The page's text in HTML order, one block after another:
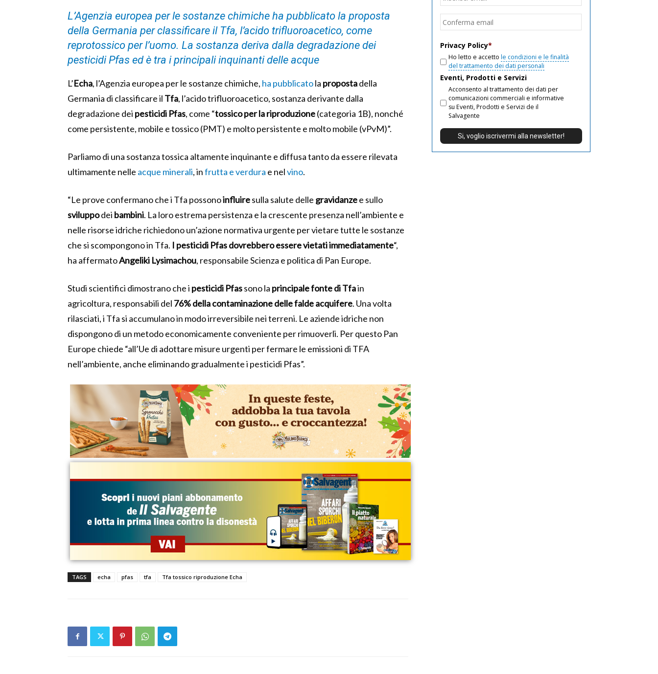
L’Agenzia europea per le sostanze chimiche ha pubblicato la proposta
della Germania per classificare il Tfa, l’acido trifluoroacetico, come
reprotossico per l’uomo. La sostanza deriva dalla degradazione dei
pesticidi Pfas ed è tra i principali inquinanti delle acque
L’Echa, l’Agenzia europea per le sostanze chimiche, ha pubblicatola propostadella
Germania di classificare il Tfa, l’acido trifluoroacetico, sostanza derivante dalla
degradazione dei pesticidi Pfas, come “tossico per la riproduzione(categoria 1B), nonché
come persistente, mobile e tossico (PMT) e molto persistente e molto mobile (vPvM)”.
Parliamo di una sostanza tossica altamente inquinante e diffusa tanto da essere rilevata
ultimamente nelle acque minerali, infrutta e verdura e nelvino.
“Le prove confermano che i Tfa possonoinfluiresulla salute delle gravidanzee sullo
sviluppodei bambini. La loro estrema persistenza e la crescente presenza nell’ambiente e
nelle risorse idriche richiedono un’azione normativa urgente per vietare tutte le sostanze
che si scompongono in Tfa. I pesticidi Pfas dovrebbero essere vietati immediatamente“,
ha affermatoAngeliki Lysimachou, responsabile Scienza e politica di Pan Europe.
Studi scientifici dimostrano che i pesticidi Pfassono la principale fonte di Tfain
agricoltura, responsabili del 76% della contaminazione delle falde acquifere. Una volta
rilasciati, i Tfa si accumulano in modo irreversibile nei terreni. Le aziende idriche non
dispongono di un metodo economicamente conveniente per rimuoverli. Per questo Pan
Europe chiede “all’Ue di adottare misure urgenti per fermare le emissioni di TFA
nell’ambiente, anche eliminando gradualmente i pesticidi Pfas”.
TAGS echa pfas tfa Tfa tossico riproduzione Echa
Privacy Policy*
Ho letto e accetto le condizioni e le finalità
del trattamento dei dati personali
Eventi, Prodotti e Servizi
Acconsento al trattamento dei dati per
comunicazioni commerciali e informative
su Eventi, Prodotti e Servizi de il
Salvagente